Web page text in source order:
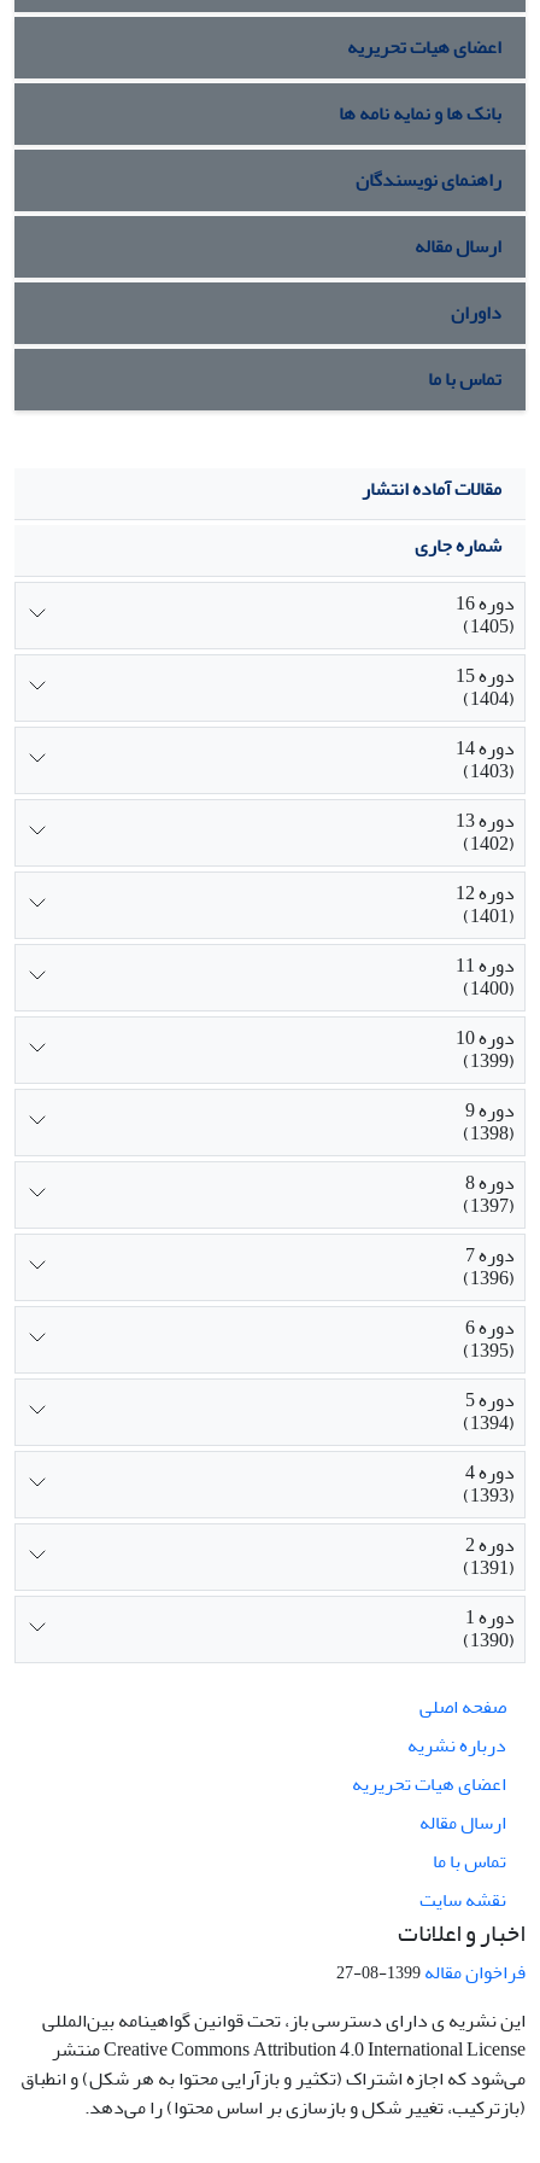
اعضای هیات تحریریه
بانک ها و نمایه نامه ها
راهنمای نویسندگان
ارسال مقاله
داوران
تماس با ما
مقالات آماده انتشار
شماره جاری
دوره 16
(1405)
دوره 15
(1404)
دوره 14
(1403)
دوره 13
(1402)
دوره 12
(1401)
دوره 11
(1400)
دوره 10
(1399)
دوره 9
(1398)
دوره 8
(1397)
دوره 7
(1396)
دوره 6
(1395)
دوره 5
(1394)
دوره 4
(1393)
دوره 2
(1391)
دوره 1
(1390)
صفحه اصلی
درباره نشریه
اعضای هیات تحریریه
ارسال مقاله
تماس با ما
نقشه سایت
اخبار و اعلانات
فراخوان مقاله1399-08-27
این نشریه ی دارای دسترسی باز، تحت قوانین گواهینامه بین‌المللی
Creative Commons Attribution 4.0 International License منتشر
می‌شود که اجازه اشتراک (تکثیر و بازآرایی محتوا به هر شکل) و انطباق
(بازترکیب، تغییر شکل و بازسازی بر اساس محتوا) را می‌دهد.